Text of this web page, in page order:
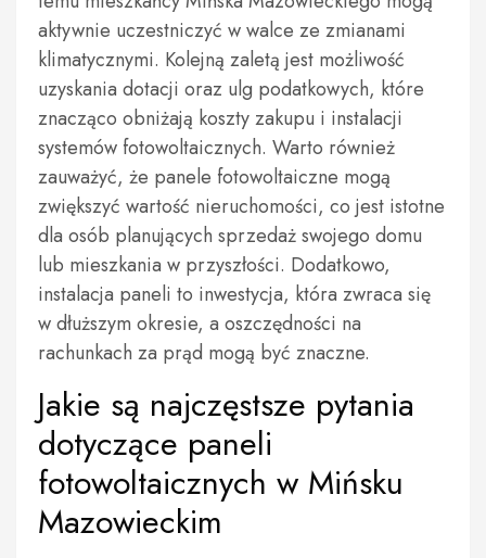
aktywnie uczestniczyć w walce ze zmianami
klimatycznymi. Kolejną zaletą jest możliwość
uzyskania dotacji oraz ulg podatkowych, które
znacząco obniżają koszty zakupu i instalacji
systemów fotowoltaicznych. Warto również
zauważyć, że panele fotowoltaiczne mogą
zwiększyć wartość nieruchomości, co jest istotne
dla osób planujących sprzedaż swojego domu
lub mieszkania w przyszłości. Dodatkowo,
instalacja paneli to inwestycja, która zwraca się
w dłuższym okresie, a oszczędności na
rachunkach za prąd mogą być znaczne.
Jakie są najczęstsze pytania
dotyczące paneli
fotowoltaicznych w Mińsku
Mazowieckim